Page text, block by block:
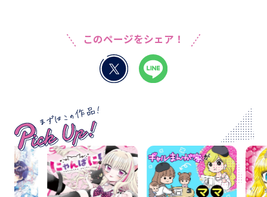
このページをシェア！